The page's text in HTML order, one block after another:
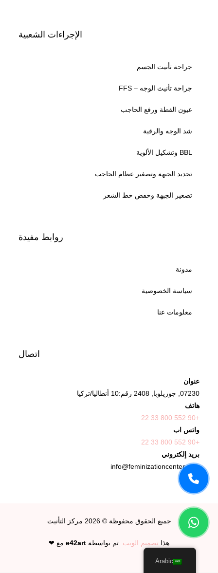
الإجراءات الشعبية
جراحة تأنيث الجسم
جراحة تأنيث الوجه – FFS
عيون القطة ورفع الحاجب
شد الوجه والرقبة
BBL وتشكيل الألوية
تحديد الجبهة وتصغير عظام الحاجب
تصغير الجبهة وخفض خط الشعر
روابط مفيدة
مدونة
سياسة الخصوصية
معلومات عنا
اتصال
عنوان
07230, جوزيلوبا, 2408 رقم:10 أنطاليا/تركيا
هاتف
+90 552 800 33 22
واتس اب
+90 552 800 33 22
بريد إلكتروني
info@feminizationcenter.com
جميع الحقوق محفوظة © 2026 مركز التأنيث
هذا تصميم الويب تم بواسطة e42art مع ❤
Arabic